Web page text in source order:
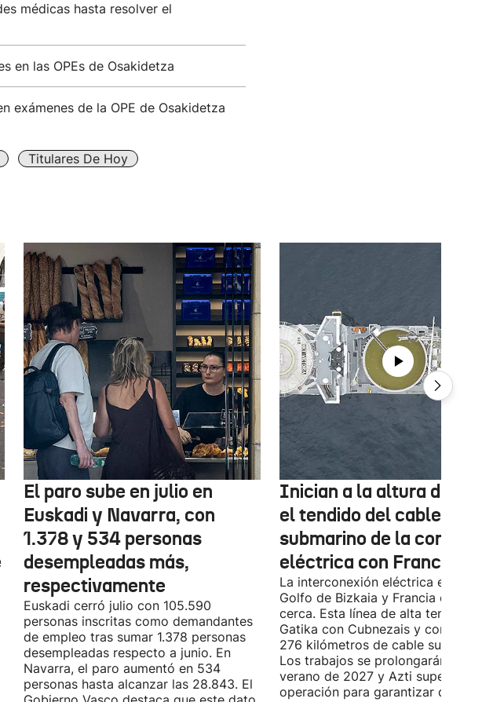
médicas hasta resolver el
en las OPEs de Osakidetza
exámenes de la OPE de Osakidetza
Titulares De Hoy
El paro sube en julio en
Euskadi y Navarra, con
1.378 y 534 personas
desempleadas más,
respectivamente
Euskadi cerró julio con 105.590
personas inscritas como demandantes
de empleo tras sumar 1.378 personas
desempleadas respecto a junio. En
Navarra, el paro aumentó en 534
personas hasta alcanzar las 28.843. El
Inician a la altura de
el tendido del cable
submarino de la conexión
eléctrica con Francia
La interconexión eléctrica entre el
Golfo de Bizkaia y Francia está más
cerca. Esta línea de alta tensión unirá
Gatika con Cubnezais y contará con
276 kilómetros de cable submarino.
Los trabajos se prolongarán hasta
verano de 2027 y Azti supervisará la
operación para garantizar que la